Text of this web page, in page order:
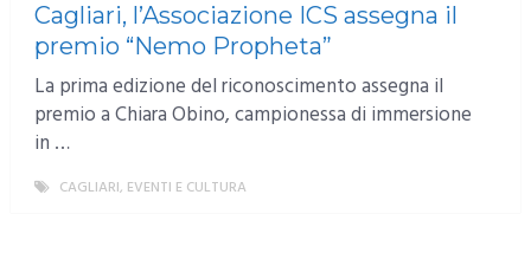
Cagliari, l’Associazione ICS assegna il
premio “Nemo Propheta”
La prima edizione del riconoscimento assegna il
premio a Chiara Obino, campionessa di immersione
in …
CAGLIARI, EVENTI E CULTURA